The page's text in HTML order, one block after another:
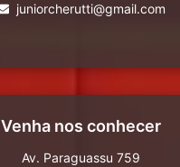
juniorcherutti@gmail.com
Venha nos conhecer
Av. Paraguassu 759